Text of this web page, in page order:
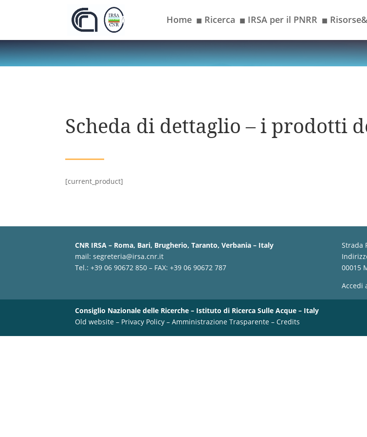
Home ■ Ricerca ■ IRSA per il PNRR ■
Scheda di dettaglio – i prodotti
[current_product]
CNR IRSA – Roma, Bari, Brugherio, Taranto, Verbania – Italy
mail:segreteria@irsa.cnr.it
Tel.: +39 06 90672 850 – FAX: +39 06 90672 787
Strada
00015
Accedi
Consiglio Nazionale delle Ricerche – Istituto di Ricerca Sulle Acque – Italy
Old website – Privacy Policy –Amministrazione Trasparente –Credits